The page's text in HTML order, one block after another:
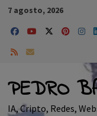
Saltar
contenido
7 agosto, 2026
PEDRO
IA, Cripto, Redes,